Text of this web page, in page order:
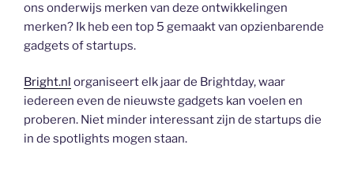
ons onderwijs merken van deze ontwikkelingen
merken? Ik heb een top 5 gemaakt van opzienbarende
gadgets of startups.
Bright.nl organiseert elk jaar de Brightday, waar
iedereen even de nieuwste gadgets kan voelen en
proberen. Niet minder interessant zijn de startups die
in de spotlights mogen staan.